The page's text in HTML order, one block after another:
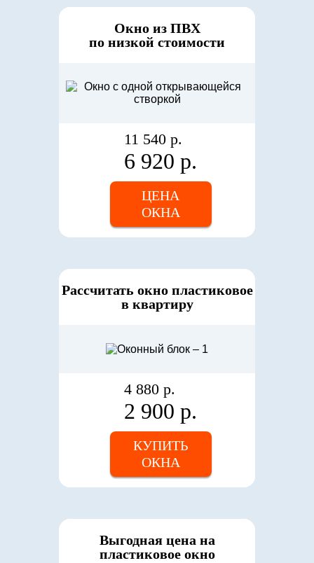
Окно из ПВХ
по низкой стоимости
11 540 р.
6 920 р.
ЦЕНА
ОКНА
Рассчитать окно пластиковое
в квартиру
4 880 р.
2 900 р.
КУПИТЬ
ОКНА
Выгодная цена на
пластиковое окно